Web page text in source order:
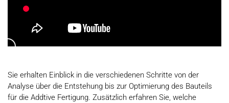
Sie erhalten Einblick in die verschiedenen Schritte von der
Analyse über die Entstehung bis zur Optimierung des Bauteils
für die Addtive Fertigung. Zusätzlich erfahren Sie, welche